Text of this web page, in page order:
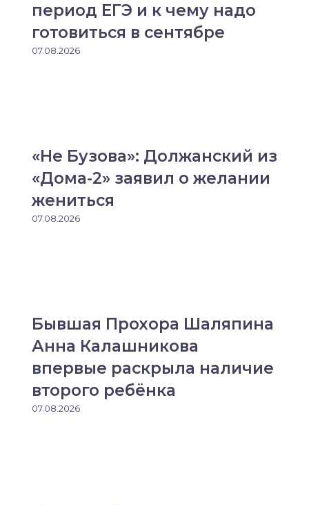
период ЕГЭ и к чему надо
готовиться в сентябре
07.08.2026
«Не Бузова»: Должанский из
«Дома-2» заявил о желании
жениться
07.08.2026
Бывшая Прохора Шаляпина
Анна Калашникова
впервые раскрыла наличие
второго ребёнка
07.08.2026